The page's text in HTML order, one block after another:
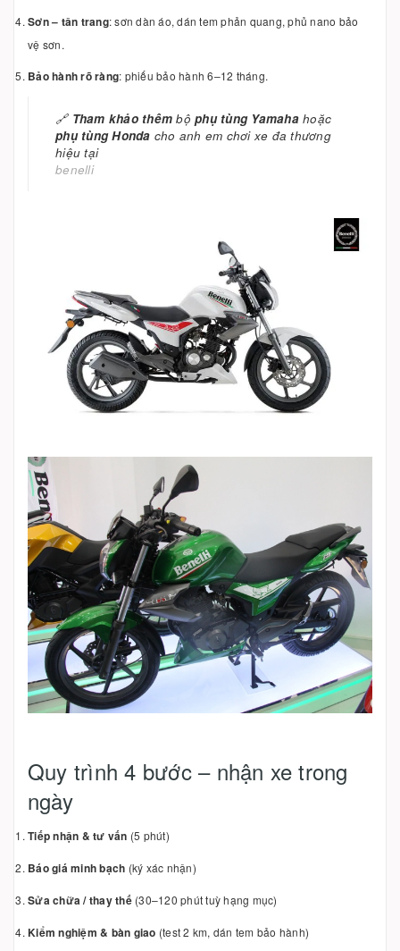
Sơn – tân trang: sơn dàn áo, dán tem phản quang, phủ nano bảo
vệ sơn.
Bảo hành rõ ràng: phiếu bảo hành 6–12 tháng.
🔗 Tham khảo thêm bộ phụ tùng Yamahahoặc
phụ tùng Honda cho anh em chơi xe đa thương
hiệu tại
benelli
Quy trình 4 bước – nhận xe trong
ngày
Tiếp nhận & tư vấn (5 phút)
Báo giá minh bạch (ký xác nhận)
Sửa chữa / thay thế(30–120 phút tuỳ hạng mục)
Kiểm nghiệm & bàn giao (test 2 km, dán tem bảo hành)